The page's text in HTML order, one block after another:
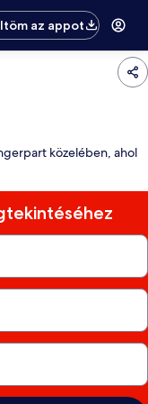
az appot
közelében, ahol